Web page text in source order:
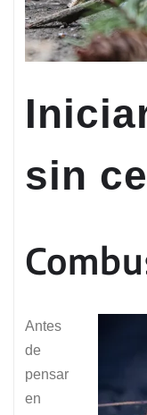
sin
Antes
de
pensar
en